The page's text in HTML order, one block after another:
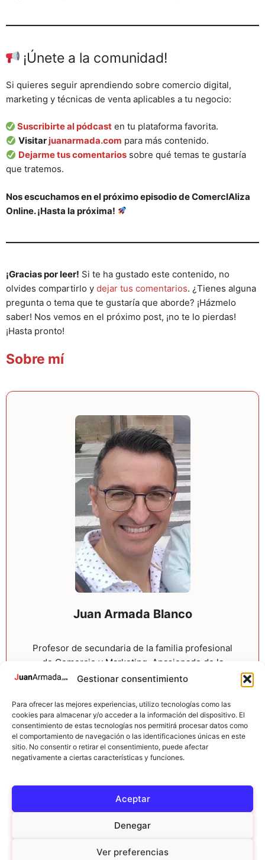
Gestionar consentimiento
Para ofrecer las mejores experiencias, utilizo tecnologías como las
cookies para almacenar y/o acceder a la información del dispositivo. El
consentimiento de estas tecnologías nos permitirá procesar datos como
el comportamiento de navegación o las identificaciones únicas en este
sitio. No consentir o retirar el consentimiento, puede afectar
negativamente a ciertas características y funciones.
Aceptar
Denegar
Ver preferencias
¡Únete a la comunidad!
Si quieres seguir aprendiendo sobre comercio digital,
marketing y técnicas de venta aplicables a tu negocio:
Suscribirte al pódcast en tu plataforma favorita.
Visitar juanarmada.com para más contenido.
Dejarme tus comentarios sobre qué temas te gustaría
que tratemos.
Nos escuchamos en el próximo episodio de ComercIAliza
Online. ¡Hasta la próxima!
¡Gracias por leer! Si te ha gustado este contenido, no
olvides compartirlo y dejar tus comentarios. ¿Tienes alguna
pregunta o tema que te gustaría que aborde? ¡Házmelo
saber! Nos vemos en el próximo post, ¡no te lo pierdas!
¡Hasta pronto!
Sobre mí
Juan Armada Blanco
Profesor de secundaria de la familia profesional
de Comercio y Marketing. Apasionado de la
tecnología, la creación de contenido, WordPress
su negocio y a sacar partido del entorno online.
YouTube
LinkedIn
Spotify